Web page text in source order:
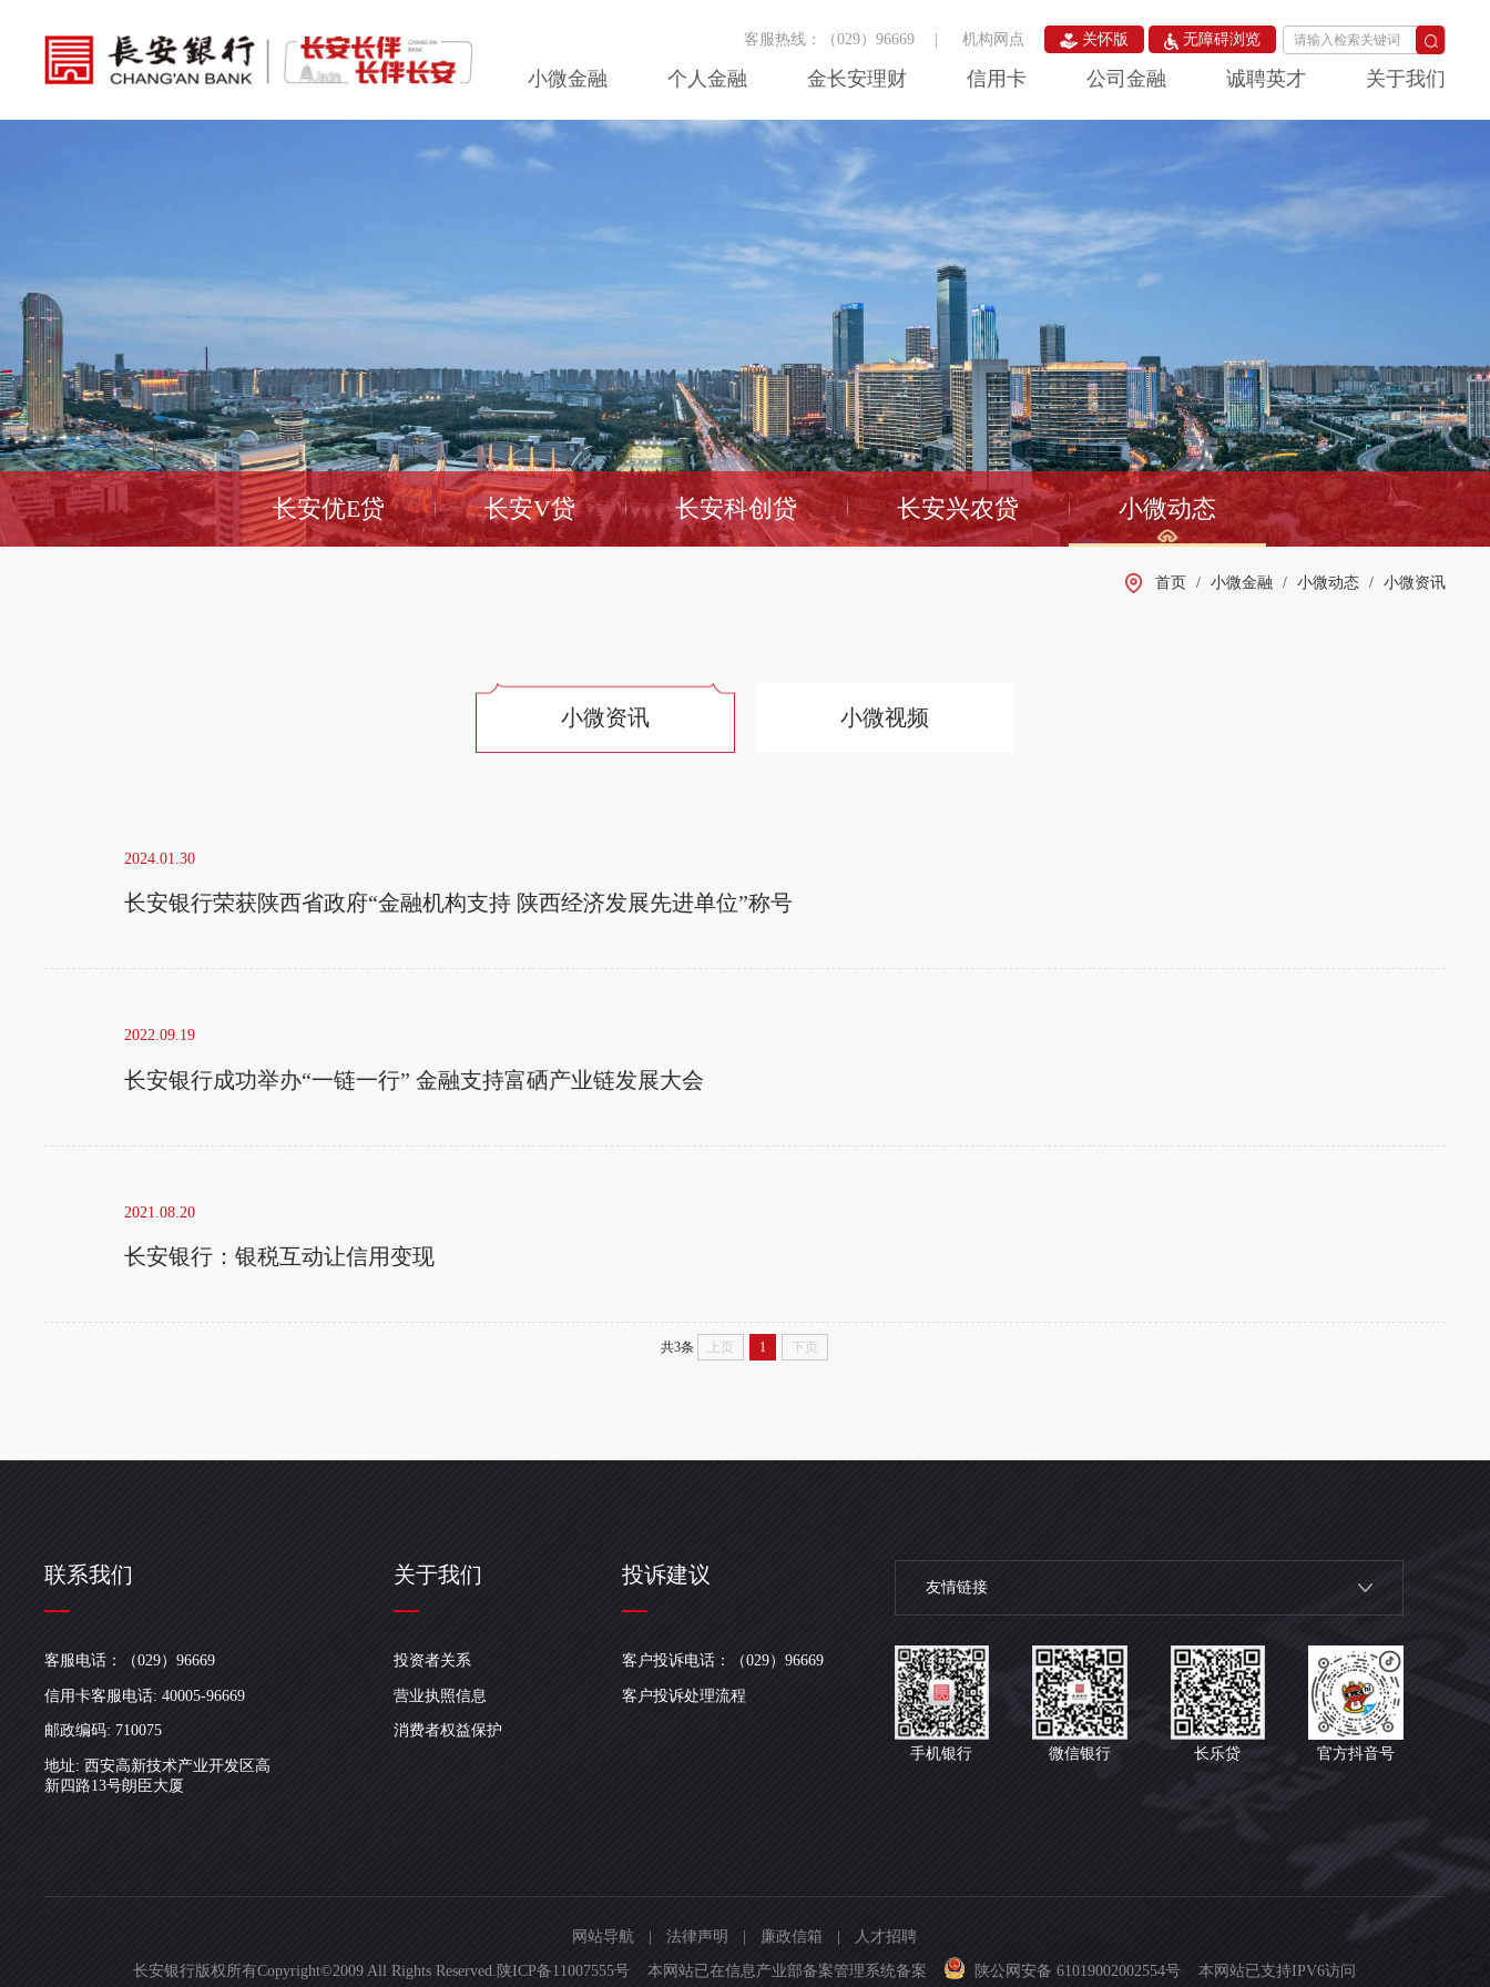
客服热线：（029）96669 | 机构网点 关怀版 无障碍浏览
小微金融 个人金融 金长安理财 信用卡 公司金融 诚聘英才 关于我们
长安优E贷 长安V贷 长安科创贷 长安兴农贷 小微动态
首页 / 小微金融 / 小微动态 / 小微资讯
小微资讯 小微视频
2024.01.30
长安银行荣获陕西省政府“金融机构支持 陕西经济发展先进单位”称号
2022.09.19
长安银行成功举办“一链一行” 金融支持富硒产业链发展大会
2021.08.20
长安银行：银税互动让信用变现
共3条 上页 1 下页
联系我们
客服电话：（029）96669
信用卡客服电话: 40005-96669
邮政编码: 710075
地址: 西安高新技术产业开发区高
新四路13号朗臣大厦
关于我们
投资者关系
营业执照信息
消费者权益保护
投诉建议
客户投诉电话：（029）96669
客户投诉处理流程
友情链接
手机银行 微信银行 长乐贷 官方抖音号
网站导航 法律声明 廉政信箱 人才招聘
长安银行版权所有Copyright©2009 All Rights Reserved. 陕ICP备11007555号 本网站已在信息产业部备案管理系统备案 陕公网安备 61019002002554号 本网站已支持IPV6访问